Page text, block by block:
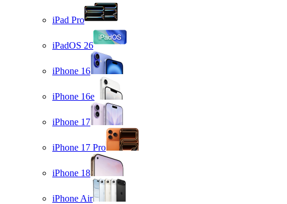
iPad Pro
iPadOS 26
iPhone 16
iPhone 16e
iPhone 17
iPhone 17 Pro
iPhone 18
iPhone Air